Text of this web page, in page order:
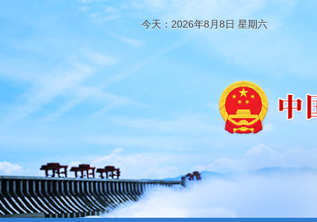
今天：2026年8月8日 星期六